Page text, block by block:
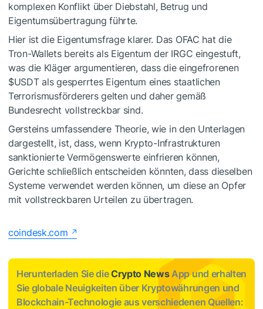
komplexen Konflikt über Diebstahl, Betrug und
Eigentumsübertragung führte.
Hier ist die Eigentumsfrage klarer. Das OFAC hat die
Tron-Wallets bereits als Eigentum der IRGC eingestuft,
was die Kläger argumentieren, dass die eingefrorenen
$USDTals gesperrtes Eigentum eines staatlichen
Terrorismusförderers gelten und daher gemäß
Bundesrecht vollstreckbar sind.
Gersteins umfassendere Theorie, wie in den Unterlagen
dargestellt, ist, dass, wenn Krypto-Infrastrukturen
sanktionierte Vermögenswerte einfrieren können,
Gerichte schließlich entscheiden könnten, dass dieselben
Systeme verwendet werden können, um diese an Opfer
mit vollstreckbaren Urteilen zu übertragen.
coindesk.com
Herunterladen Sie dieCrypto NewsApp und erhalten
Sie globale Neuigkeiten über Kryptowährungen und
Blockchain-Technologie aus verschiedenen Quellen: